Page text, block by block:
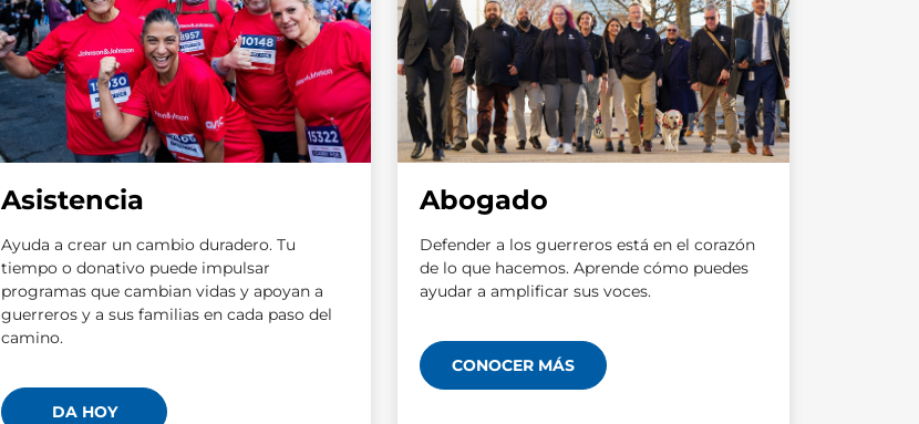
Asistencia
Ayuda a crear un cambio duradero. Tu
tiempo o donativo puede impulsar
programas que cambian vidas y apoyan a
guerreros y a sus familias en cada paso del
camino.
DA HOY
Abogado
Defender a los guerreros está en el corazón
de lo que hacemos. Aprende cómo puedes
ayudar a amplificar sus voces.
CONOCER MÁS